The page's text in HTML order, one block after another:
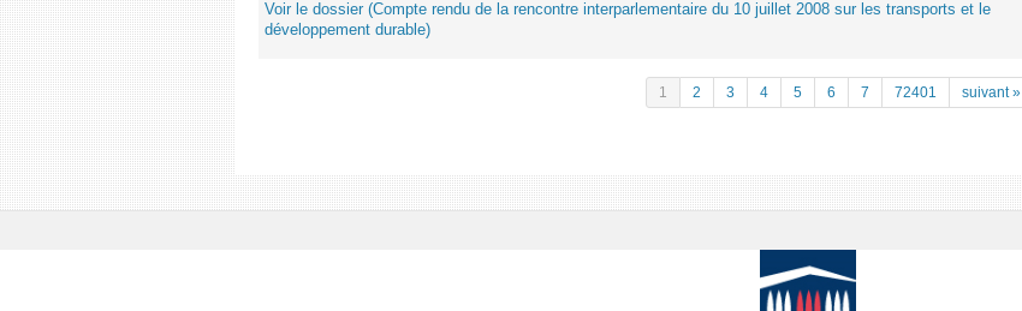
Voir le dossier (Compte rendu de la rencontre interparlementaire du 10 juillet 2008 sur les transports et le
développement durable)
1 2 3 4 5 6 7 72401 suivant »